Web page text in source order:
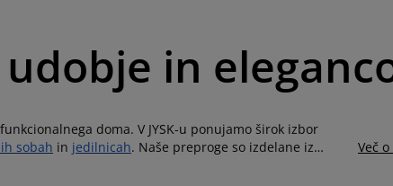
in
doma. V JYSK-u ponujamo širok izbor
sobah in jedilnicah. Naše preproge so izdelane iz
Več